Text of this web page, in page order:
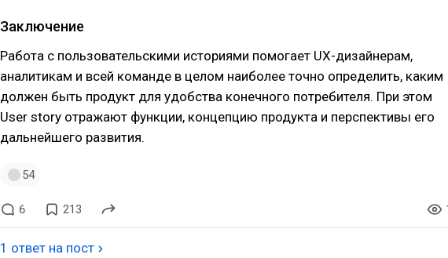
Заключение
Работа с пользовательскими историями помогает UX-дизайнерам,
аналитикам и всей команде в целом наиболее точно определить, каким
должен быть продукт для удобства конечного потребителя. При этом
User story отражают функции, концепцию продукта и перспективы его
дальнейшего развития.
54
6 213
1 ответ на пост